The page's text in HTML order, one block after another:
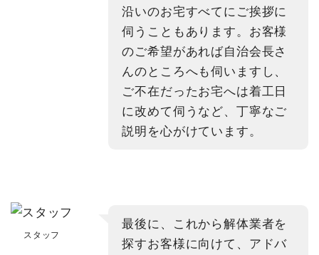
沿いのお宅すべてにご挨拶に
伺うこともあります。お客様
のご希望があれば自治会長さ
んのところへも伺いますし、
ご不在だったお宅へは着工日
に改めて伺うなど、丁寧なご
説明を心がけています。
スタッフ
最後に、これから解体業者を
探すお客様に向けて、アドバ